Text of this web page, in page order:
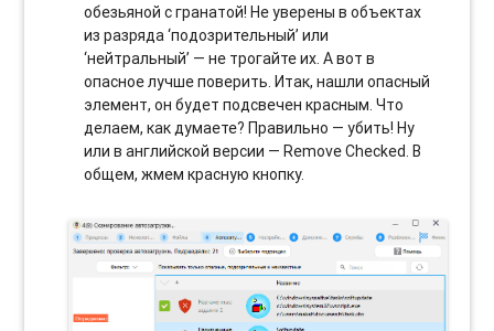
обезьяной с гранатой! Не уверены в объектах
из разряда ‘подозрительный’ или
‘нейтральный’ — не трогайте их. А вот в
опасное лучше поверить. Итак, нашли опасный
элемент, он будет подсвечен красным. Что
делаем, как думаете? Правильно — убить! Ну
или в английской версии — Remove Checked. В
общем, жмем красную кнопку.